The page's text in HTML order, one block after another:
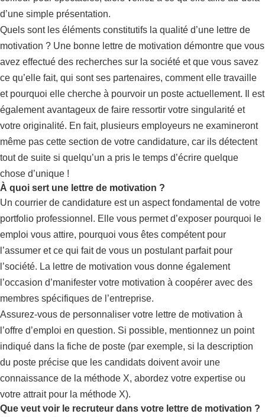
d’une simple présentation.
Quels sont les éléments constitutifs la qualité d’une lettre de
motivation ? Une bonne lettre de motivation démontre que vous
avez effectué des recherches sur la société et que vous savez
ce qu’elle fait, qui sont ses partenaires, comment elle travaille
et pourquoi elle cherche à pourvoir un poste actuellement. Il est
également avantageux de faire ressortir votre singularité et
votre originalité. En fait, plusieurs employeurs ne examineront
même pas cette section de votre candidature, car ils détectent
tout de suite si quelqu’un a pris le temps d’écrire quelque
chose d’unique !
À quoi sert une lettre de motivation ?
Un courrier de candidature est un aspect fondamental de votre
portfolio professionnel. Elle vous permet d’exposer pourquoi le
emploi vous attire, pourquoi vous êtes compétent pour
l’assumer et ce qui fait de vous un postulant parfait pour
l’société. La lettre de motivation vous donne également
l’occasion d’manifester votre motivation à coopérer avec des
membres spécifiques de l’entreprise.
Assurez-vous de personnaliser votre lettre de motivation à
l’offre d’emploi en question. Si possible, mentionnez un point
indiqué dans la fiche de poste (par exemple, si la description
du poste précise que les candidats doivent avoir une
connaissance de la méthode X, abordez votre expertise ou
votre attrait pour la méthode X).
Que veut voir le recruteur dans votre lettre de motivation ?